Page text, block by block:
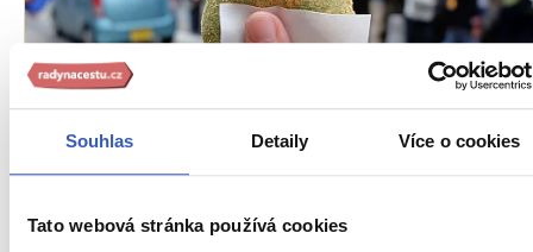
Souhlas Detaily Více o cookies
Tato webová stránka používá cookies
Dejte experimentům v jídle zelenou:
výrobců mochi